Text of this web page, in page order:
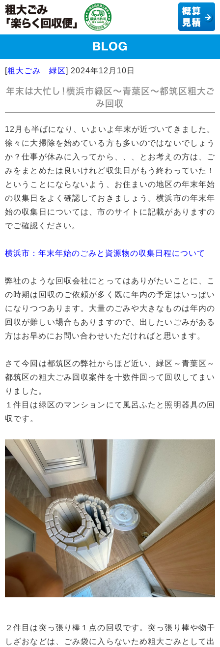
[粗大ごみ 緑区] 2024年12月10日
年末は大忙し！横浜市緑区～青葉区～都筑区粗大ご
み回収
12月も半ばになり、いよいよ年末が近づいてきました。
徐々に大掃除を始めている方も多いのではないでしょう
か？仕事が休みに入ってから、、、とお考えの方は、ご
みをまとめたは良いけれど収集日がもう終わっていた！
ということにならないよう、お住まいの地区の年末年始
の収集日をよく確認しておきましょう。横浜市の年末年
始の収集日については、市のサイトに記載がありますの
でご確認ください。
横浜市：年末年始のごみと資源物の収集日程について
弊社のような回収会社にとってはありがたいことに、こ
の時期は回収のご依頼が多く既に年内の予定はいっぱい
になりつつあります。大量のごみや大きなものは年内の
回収が難しい場合もありますので、出したいごみがある
方はお早めにお問い合わせいただければと思います。
さて今回は都筑区の弊社からほど近い、緑区～青葉区～
都筑区の粗大ごみ回収案件を十数件回って回収してまい
りました。
１件目は緑区のマンションにて風呂ふたと照明器具の回
収です。
２件目は突っ張り棒１点の回収です。突っ張り棒や物干
しざおなどは、ごみ袋に入らないため粗大ごみとして出